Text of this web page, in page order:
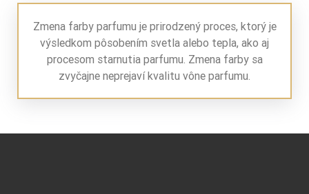
Zmena farby parfumu je prirodzený proces, ktorý je
výsledkom pôsobením svetla alebo tepla, ako aj
procesom starnutia parfumu. Zmena farby sa
zvyčajne neprejaví kvalitu vône parfumu.